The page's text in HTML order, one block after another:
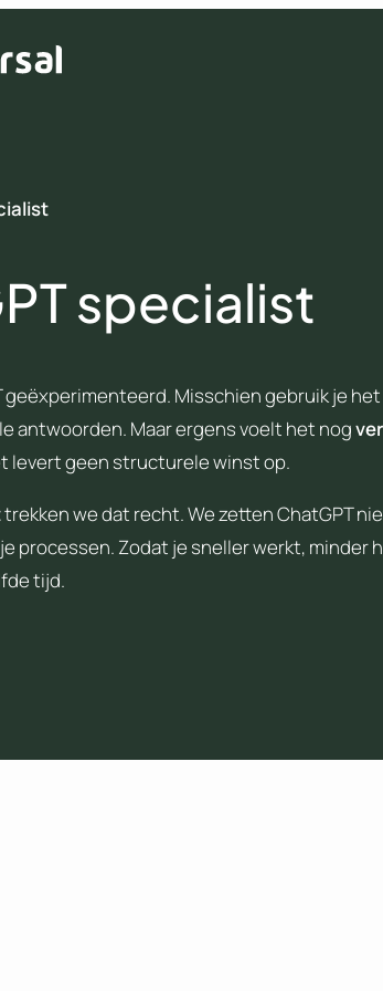
specialist
geëxperimenteerd. Misschien gebruik je
antwoorden. Maar ergens voelt het nog
levert geen structurele winst op.
trekken we dat recht. We zetten ChatGPT
processen. Zodat je sneller werkt, minder
tijd.